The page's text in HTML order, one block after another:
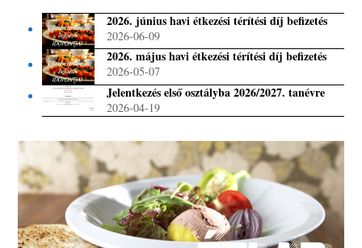
2026. június havi étkezési térítési díj befizetés
2026-06-09
2026. május havi étkezési térítési díj befizetés
2026-05-07
Jelentkezés első osztályba 2026/2027. tanévre
2026-04-19